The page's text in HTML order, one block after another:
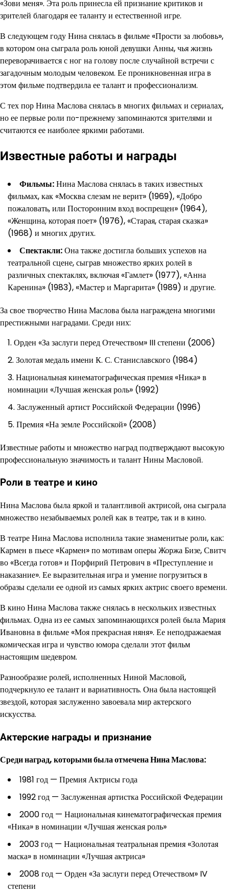
«Зови меня». Эта роль принесла ей признание критиков и
зрителей благодаря ее таланту и естественной игре.
В следующем году Нина снялась в фильме «Прости за любовь»,
в котором она сыграла роль юной девушки Анны, чья жизнь
переворачивается с ног на голову после случайной встречи с
загадочным молодым человеком. Ее проникновенная игра в
этом фильме подтвердила ее талант и профессионализм.
С тех пор Нина Маслова снялась в многих фильмах и сериалах,
но ее первые роли по-прежнему запоминаются зрителями и
считаются ее наиболее яркими работами.
Известные работы и награды
Фильмы:Нина Маслова снялась в таких известных
фильмах, как «Москва слезам не верит» (1969), «Добро
пожаловать, или Посторонним вход воспрещен» (1964),
«Женщина, которая поет» (1976), «Старая, старая сказка»
(1968) и многих других.
Спектакли:Она также достигла больших успехов на
театральной сцене, сыграв множество ярких ролей в
различных спектаклях, включая «Гамлет» (1977), «Анна
Каренина» (1983), «Мастер и Маргарита» (1989) и другие.
За свое творчество Нина Маслова была награждена многими
престижными наградами. Среди них:
Орден «За заслуги перед Отечеством» III степени (2006)
Золотая медаль имени К. С. Станиславского (1984)
Национальная кинематографическая премия «Ника» в
номинации «Лучшая женская роль» (1992)
Заслуженный артист Российской Федерации (1996)
Премия «На земле Российской» (2008)
Известные работы и множество наград подтверждают высокую
профессиональную значимость и талант Нины Масловой.
Роли в театре и кино
Нина Маслова была яркой и талантливой актрисой, она сыграла
множество незабываемых ролей как в театре, так и в кино.
В театре Нина Маслова исполнила такие знаменитые роли, как:
Кармен в пьесе «Кармен» по мотивам оперы Жоржа Бизе, Свитч
во «Всегда готов» и Порфирий Петрович в «Преступление и
наказание». Ее выразительная игра и умение погрузиться в
образы сделали ее одной из самых ярких актрис своего времени.
В кино Нина Маслова также снялась в нескольких известных
фильмах. Одна из ее самых запоминающихся ролей была Мария
Ивановна в фильме «Моя прекрасная няня». Ее неподражаемая
комическая игра и чувство юмора сделали этот фильм
настоящим шедевром.
Разнообразие ролей, исполненных Ниной Масловой,
подчеркнуло ее талант и вариативность. Она была настоящей
звездой, которая заслуженно завоевала мир актерского
искусства.
Актерские награды и признание
Среди наград, которыми была отмечена Нина Маслова:
1981 год — Премия Актрисы года
1992 год — Заслуженная артистка Российской Федерации
2000 год — Национальная кинематографическая премия
«Ника» в номинации «Лучшая женская роль»
2003 год — Национальная театральная премия «Золотая
маска» в номинации «Лучшая актриса»
2008 год — Орден «За заслуги перед Отечеством» IV
степени